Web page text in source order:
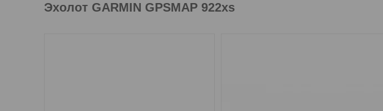
Эхолот GARMIN GPSMAP 922xs